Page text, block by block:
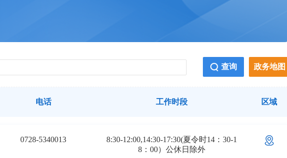
查询 政务地图
电话 工作时段 区域
0728-5340013
8:30-12:00,14:30-17:30(夏令时14：30-1
8：00）公休日除外